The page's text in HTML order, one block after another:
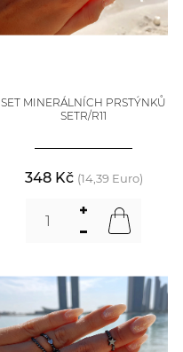
SET MINERÁLNÍCH PRSTÝNKŮ
SETR/R11
348 Kč (14,39 Euro)